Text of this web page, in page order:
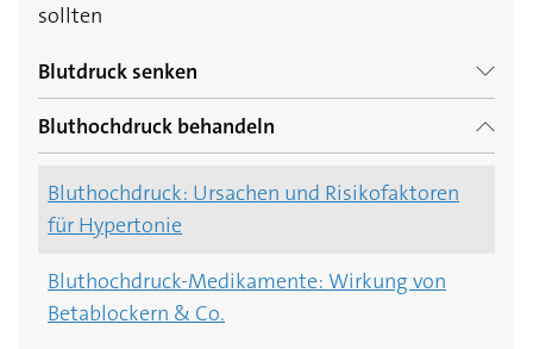
sollten
Blutdruck senken
Blutdruck natürlich senken – wie funktioniert
Sport bei Bluthochdruck
DASH-Diät: 6 Fakten über die Diät, die den
Blutdruck senken kann
Bluthochdruck behandeln
Bluthochdruck: Ursachen und Risikofaktoren
für Hypertonie
Bluthochdruck-Medikamente: Wirkung von
Betablockern & Co.